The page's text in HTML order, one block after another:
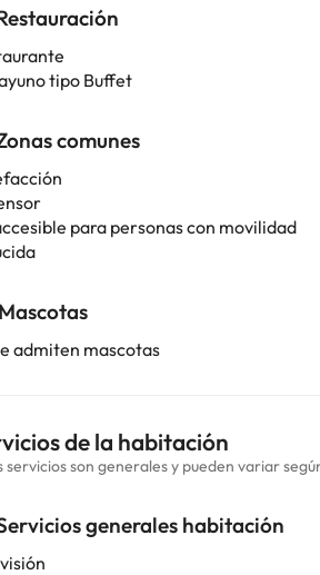
tipo Buffet
comunes
para personas con movilidad
Mascotas
admiten mascotas
de la habitación
servicios son generales y pueden variar
generales habitación